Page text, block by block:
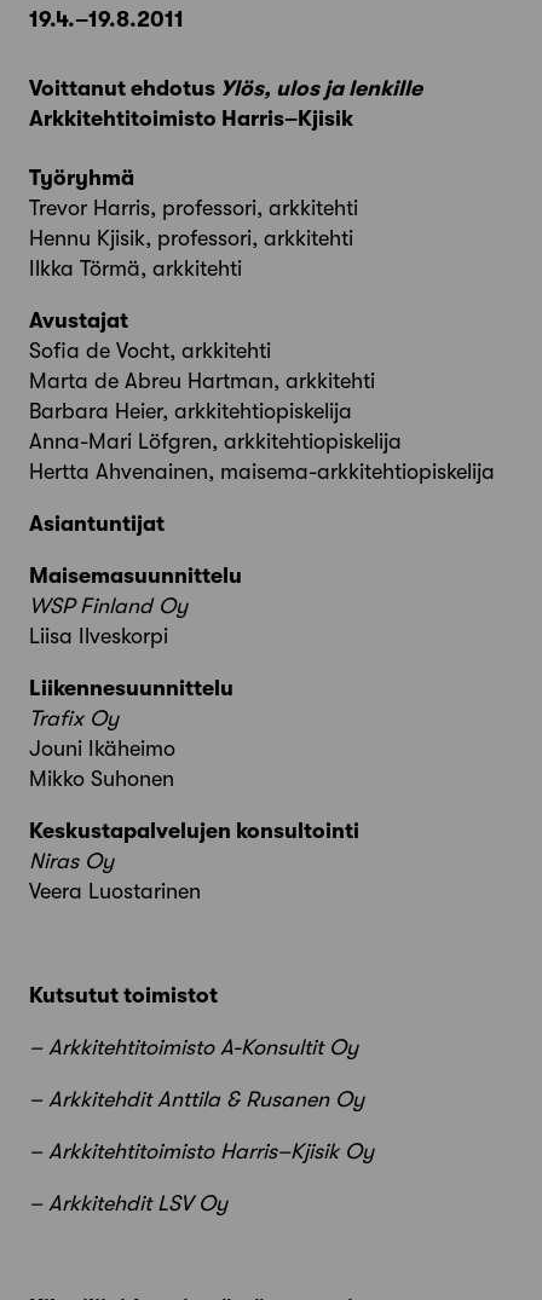
19.4.–19.8.2011
Voittanut ehdotus Ylös, ulos ja lenkille
Arkkitehtitoimisto Harris–Kjisik
Työryhmä
Trevor Harris, professori, arkkitehti
Hennu Kjisik, professori, arkkitehti
Ilkka Törmä, arkkitehti
Avustajat
Sofia de Vocht, arkkitehti
Marta de Abreu Hartman, arkkitehti
Barbara Heier, arkkitehtiopiskelija
Anna-Mari Löfgren, arkkitehtiopiskelija
Hertta Ahvenainen, maisema-arkkitehtiopiskelija
Asiantuntijat
Maisemasuunnittelu
WSP Finland Oy
Liisa Ilveskorpi
Liikennesuunnittelu
Trafix Oy
Jouni Ikäheimo
Mikko Suhonen
Keskustapalvelujen konsultointi
Niras Oy
Veera Luostarinen
Kutsutut toimistot
– Arkkitehtitoimisto A-Konsultit Oy
– Arkkitehdit Anttila & Rusanen Oy
– Arkkitehtitoimisto Harris–Kjisik Oy
– Arkkitehdit LSV Oy